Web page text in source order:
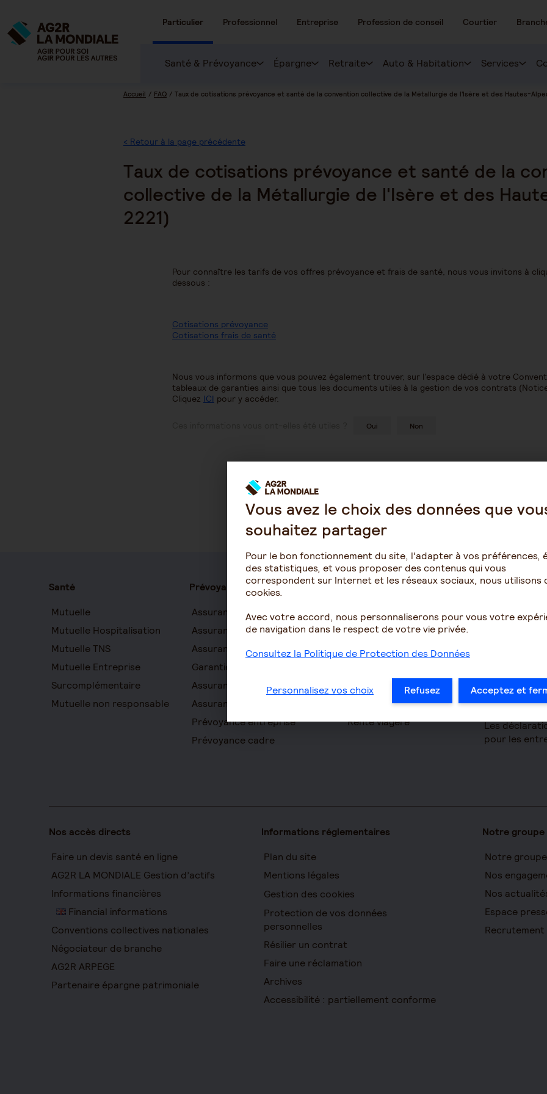
Particulier Professionnel Entreprise Profession de conseil Courtier
Santé & Prévoyance Épargne Retraite Auto & Habitation Services
Accueil FAQ Taux de cotisations prévoyance et santé de la convention collective de la Métallurgie de l'Isère et des Hautes-
< Retour à la page précédente
Taux de cotisations prévoyance et santé de la
collective de la Métallurgie de l'Isère et des
2221)
Pour connaître les tarifs de vos offres prévoyance et frais de santé, nous vous invitons à
dessous :
Cotisations prévoyance
Cotisations frais de santé
Nous vous informons que vous pouvez également trouver, sur l'espace dédié à votre
tableaux de garanties ainsi que tous les documents utiles à la gestion de vos contrats
Cliquez ICI pour y accéder.
Oui Non
Santé
Mutuelle
Mutuelle Hospitalisation
Mutuelle TNS
Mutuelle Entreprise
Surcomplémentaire
Mutuelle non responsable
Prévoyance
Assurance autonomie
Assurance décès
Assurance obsèques
Garantie Protection Accident
Assurance prévoyance TNS
Assurance homme clé
Prévoyance entreprise
Prévoyance cadre
Épargne
Assurance vie
PERIN
PERCOL / PERECOL
PEE
Contrat de capitalisation
Rente viagère
Retraite
Résidence
pour seniors
Les
à la retraite
Le calcul de
Les
pour les
Nos accès directs
Faire un devis santé en ligne
AG2R LA MONDIALE Gestion d’actifs
Informations financières
Financial informations
Conventions collectives nationales
Négociateur de branche
AG2R ARPEGE
Partenaire épargne patrimoniale
Informations réglementaires
Plan du site
Mentions légales
Gestion des cookies
Protection de vos données
personnelles
Résilier un contrat
Faire une réclamation
Archives
Accessibilité : partiellement conforme
Notre groupe
Notre groupe
Nos
Nos
Espace
Recrutement
Vous avez le choix des données que
souhaitez partager
Pour le bon fonctionnement du site, l'adapter à vos préférences,
des statistiques, et vous proposer des contenus qui vous
correspondent sur Internet et les réseaux sociaux, nous utilisons
cookies.
Avec votre accord, nous personnaliserons pour vous votre
de navigation dans le respect de votre vie privée.
Consultez la Politique de Protection des Données
Personnalisez vos choix Refusez Acceptez et